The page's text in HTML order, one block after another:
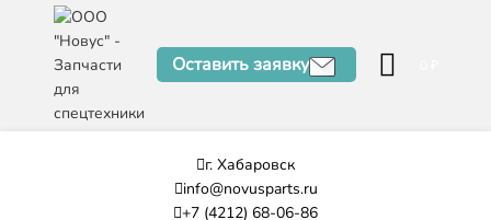
Оставить заявку
г. Хабаровск
info@novusparts.ru
+7 (4212) 68-06-86